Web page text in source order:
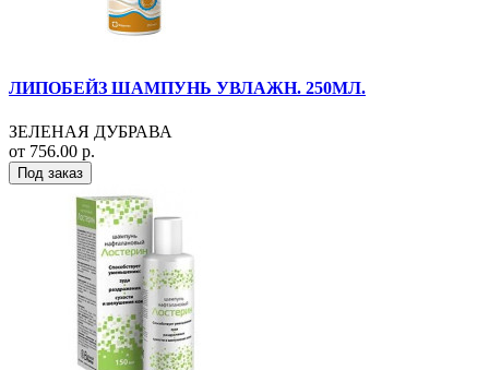
ЛИПОБЕЙЗ ШАМПУНЬ УВЛАЖН. 250МЛ.
ЗЕЛЕНАЯ ДУБРАВА
от 756.00 р.
Под заказ